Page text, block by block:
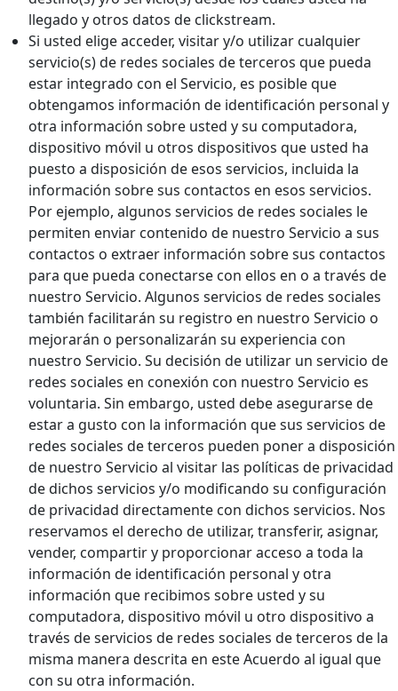
llegado y otros datos de clickstream.
Si usted elige acceder, visitar y/o utilizar cualquier
servicio(s) de redes sociales de terceros que pueda
estar integrado con el Servicio, es posible que
obtengamos información de identificación personal y
otra información sobre usted y su computadora,
dispositivo móvil u otros dispositivos que usted ha
puesto a disposición de esos servicios, incluida la
información sobre sus contactos en esos servicios.
Por ejemplo, algunos servicios de redes sociales le
permiten enviar contenido de nuestro Servicio a sus
contactos o extraer información sobre sus contactos
para que pueda conectarse con ellos en o a través de
nuestro Servicio. Algunos servicios de redes sociales
también facilitarán su registro en nuestro Servicio o
mejorarán o personalizarán su experiencia con
nuestro Servicio. Su decisión de utilizar un servicio de
redes sociales en conexión con nuestro Servicio es
voluntaria. Sin embargo, usted debe asegurarse de
estar a gusto con la información que sus servicios de
redes sociales de terceros pueden poner a disposición
de nuestro Servicio al visitar las políticas de privacidad
de dichos servicios y/o modificando su configuración
de privacidad directamente con dichos servicios. Nos
reservamos el derecho de utilizar, transferir, asignar,
vender, compartir y proporcionar acceso a toda la
información de identificación personal y otra
información que recibimos sobre usted y su
computadora, dispositivo móvil u otro dispositivo a
través de servicios de redes sociales de terceros de la
misma manera descrita en este Acuerdo al igual que
con su otra información.